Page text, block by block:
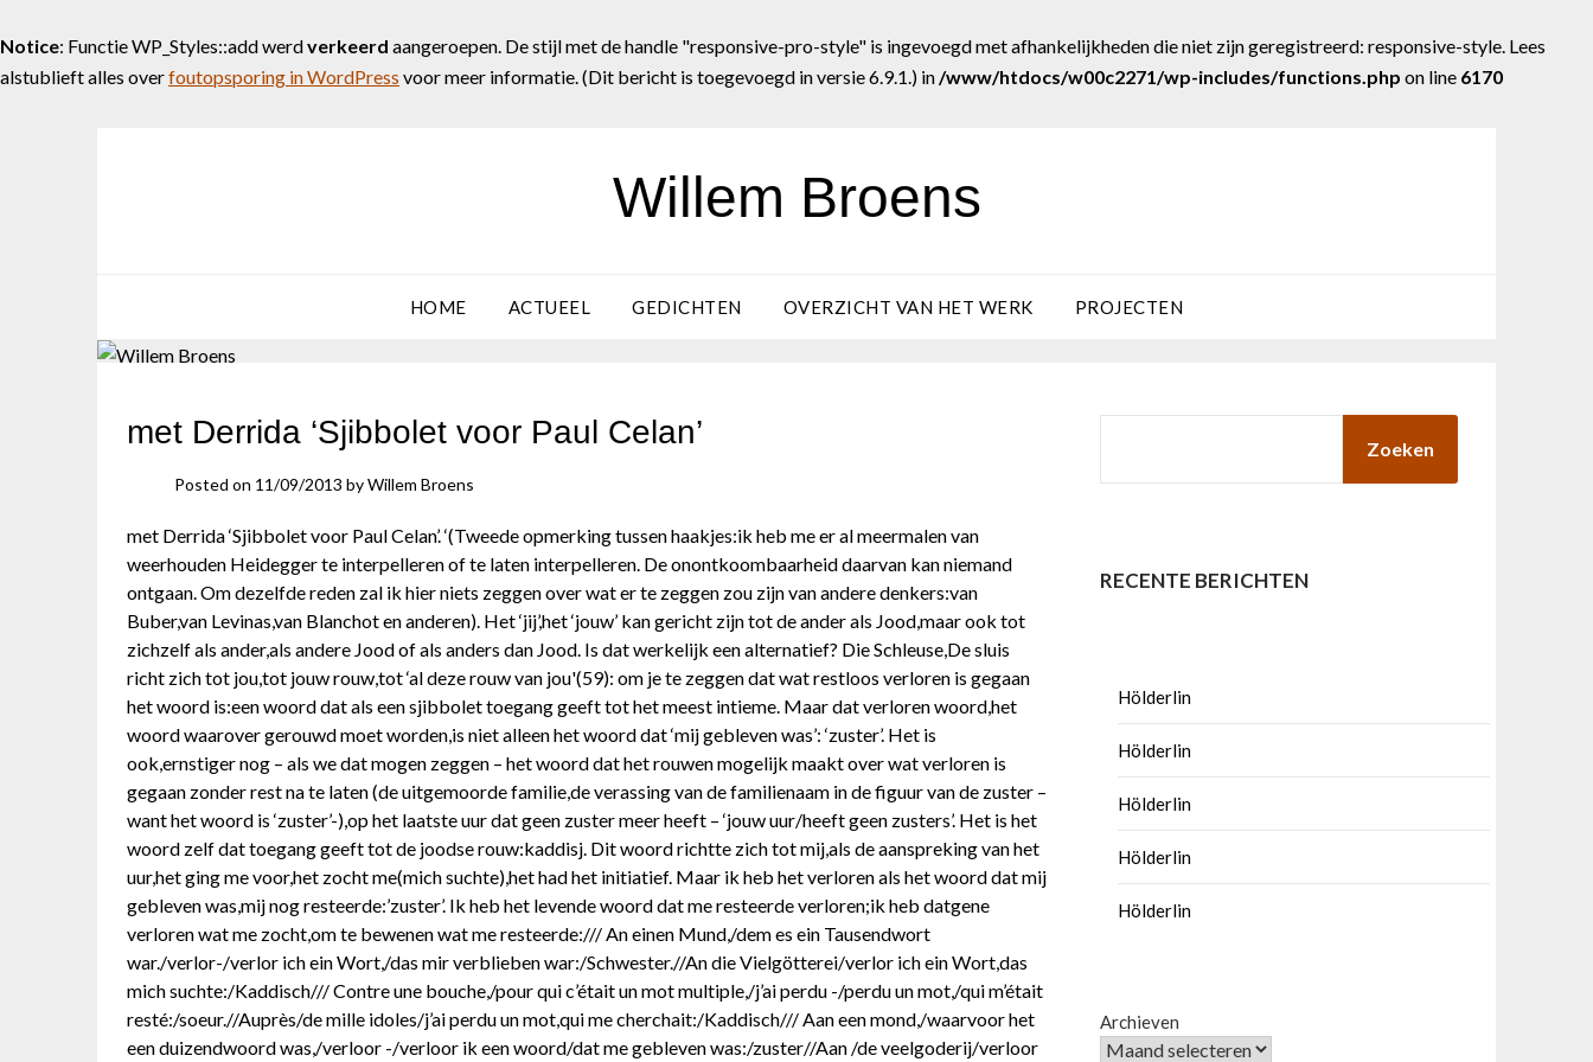
Notice: Functie WP_Styles::add werdverkeerd aangeroepen. De stijl met de handle "responsive-pro-style" is ingevoegd met afhankelijkheden die niet zijn geregistreerd: responsive-style. Lees
alstublieft alles overfoutopsporing in WordPress voor meer informatie. (Dit bericht is toegevoegd in versie 6.9.1.) in/www/htdocs/w00c2271/wp-includes/functions.php on line 6170
Willem Broens
HOME ACTUEEL GEDICHTEN OVERZICHT VAN HET WERK PROJECTEN
met Derrida ‘Sjibbolet voor Paul Celan’
Posted on 11/09/2013 byWillem Broens
met Derrida ‘Sjibbolet voor Paul Celan’. ‘(Tweede opmerking tussen haakjes:ik heb me er al meermalen van
weerhouden Heidegger te interpelleren of te laten interpelleren. De onontkoombaarheid daarvan kan niemand
ontgaan. Om dezelfde reden zal ik hier niets zeggen over wat er te zeggen zou zijn van andere denkers:van
Buber,van Levinas,van Blanchot en anderen). Het ‘jij’,het ‘jouw’ kan gericht zijn tot de ander als Jood,maar ook tot
zichzelf als ander,als andere Jood of als anders dan Jood. Is dat werkelijk een alternatief? Die Schleuse,De sluis
richt zich tot jou,tot jouw rouw,tot ‘al deze rouw van jou'(59): om je te zeggen dat wat restloos verloren is gegaan
het woord is:een woord dat als een sjibbolet toegang geeft tot het meest intieme. Maar dat verloren woord,het
woord waarover gerouwd moet worden,is niet alleen het woord dat ‘mij gebleven was’: ‘zuster’. Het is
ook,ernstiger nog – als we dat mogen zeggen – het woord dat het rouwen mogelijk maakt over wat verloren is
gegaan zonder rest na te laten (de uitgemoorde familie,de verassing van de familienaam in de figuur van de zuster –
want het woord is ‘zuster’-),op het laatste uur dat geen zuster meer heeft – ‘jouw uur/heeft geen zusters’. Het is het
woord zelf dat toegang geeft tot de joodse rouw:kaddisj. Dit woord richtte zich tot mij,als de aanspreking van het
uur,het ging me voor,het zocht me(mich suchte),het had het initiatief. Maar ik heb het verloren als het woord dat mij
gebleven was,mij nog resteerde:’zuster’. Ik heb het levende woord dat me resteerde verloren;ik heb datgene
verloren wat me zocht,om te bewenen wat me resteerde:/// An einen Mund,/dem es ein Tausendwort
war./verlor-/verlor ich ein Wort,/das mir verblieben war:/Schwester.//An die Vielgötterei/verlor ich ein Wort,das
mich suchte:/Kaddisch/// Contre une bouche,/pour qui c’était un mot multiple,/j’ai perdu -/perdu un mot,/qui m’était
resté:/soeur.//Auprès/de mille idoles/j’ai perdu un mot,qui me cherchait:/Kaddisch/// Aan een mond,/waarvoor het
een duizendwoord was,/verloor -/verloor ik een woord/dat me gebleven was:/zuster//Aan /de veelgoderij/verloor
Zoeken
RECENTE BERICHTEN
Hölderlin
Hölderlin
Hölderlin
Hölderlin
Hölderlin
Archieven